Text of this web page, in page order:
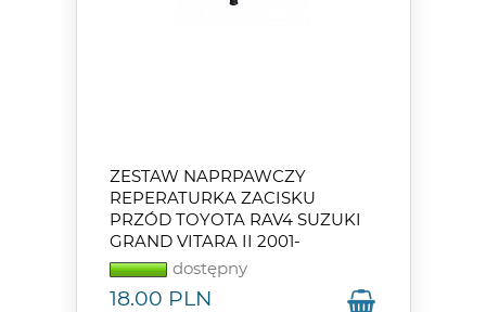
ZESTAW NAPRPAWCZY
REPERATURKA ZACISKU
PRZÓD TOYOTA RAV4 SUZUKI
GRAND VITARA II 2001-
dostępny
18.00 PLN